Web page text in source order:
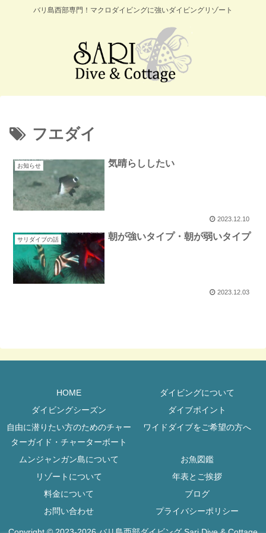
バリ島西部専門！マクロダイビングに強いダイビングリゾート
フエダイ
お知らせ 気晴らししたい
2023.12.10
サリダイブの話 朝が強いタイプ・朝が弱いタイプ
2023.12.03
HOME
ダイビングについて
ダイビングシーズン
ダイブポイント
自由に潜りたい方のためのチャー
ターガイド・チャーターボート
ワイドダイブをご希望の方へ
ムンジャンガン島について
お魚図鑑
リゾートについて
年表とご挨拶
料金について
ブログ
お問い合わせ
プライバシーポリシー